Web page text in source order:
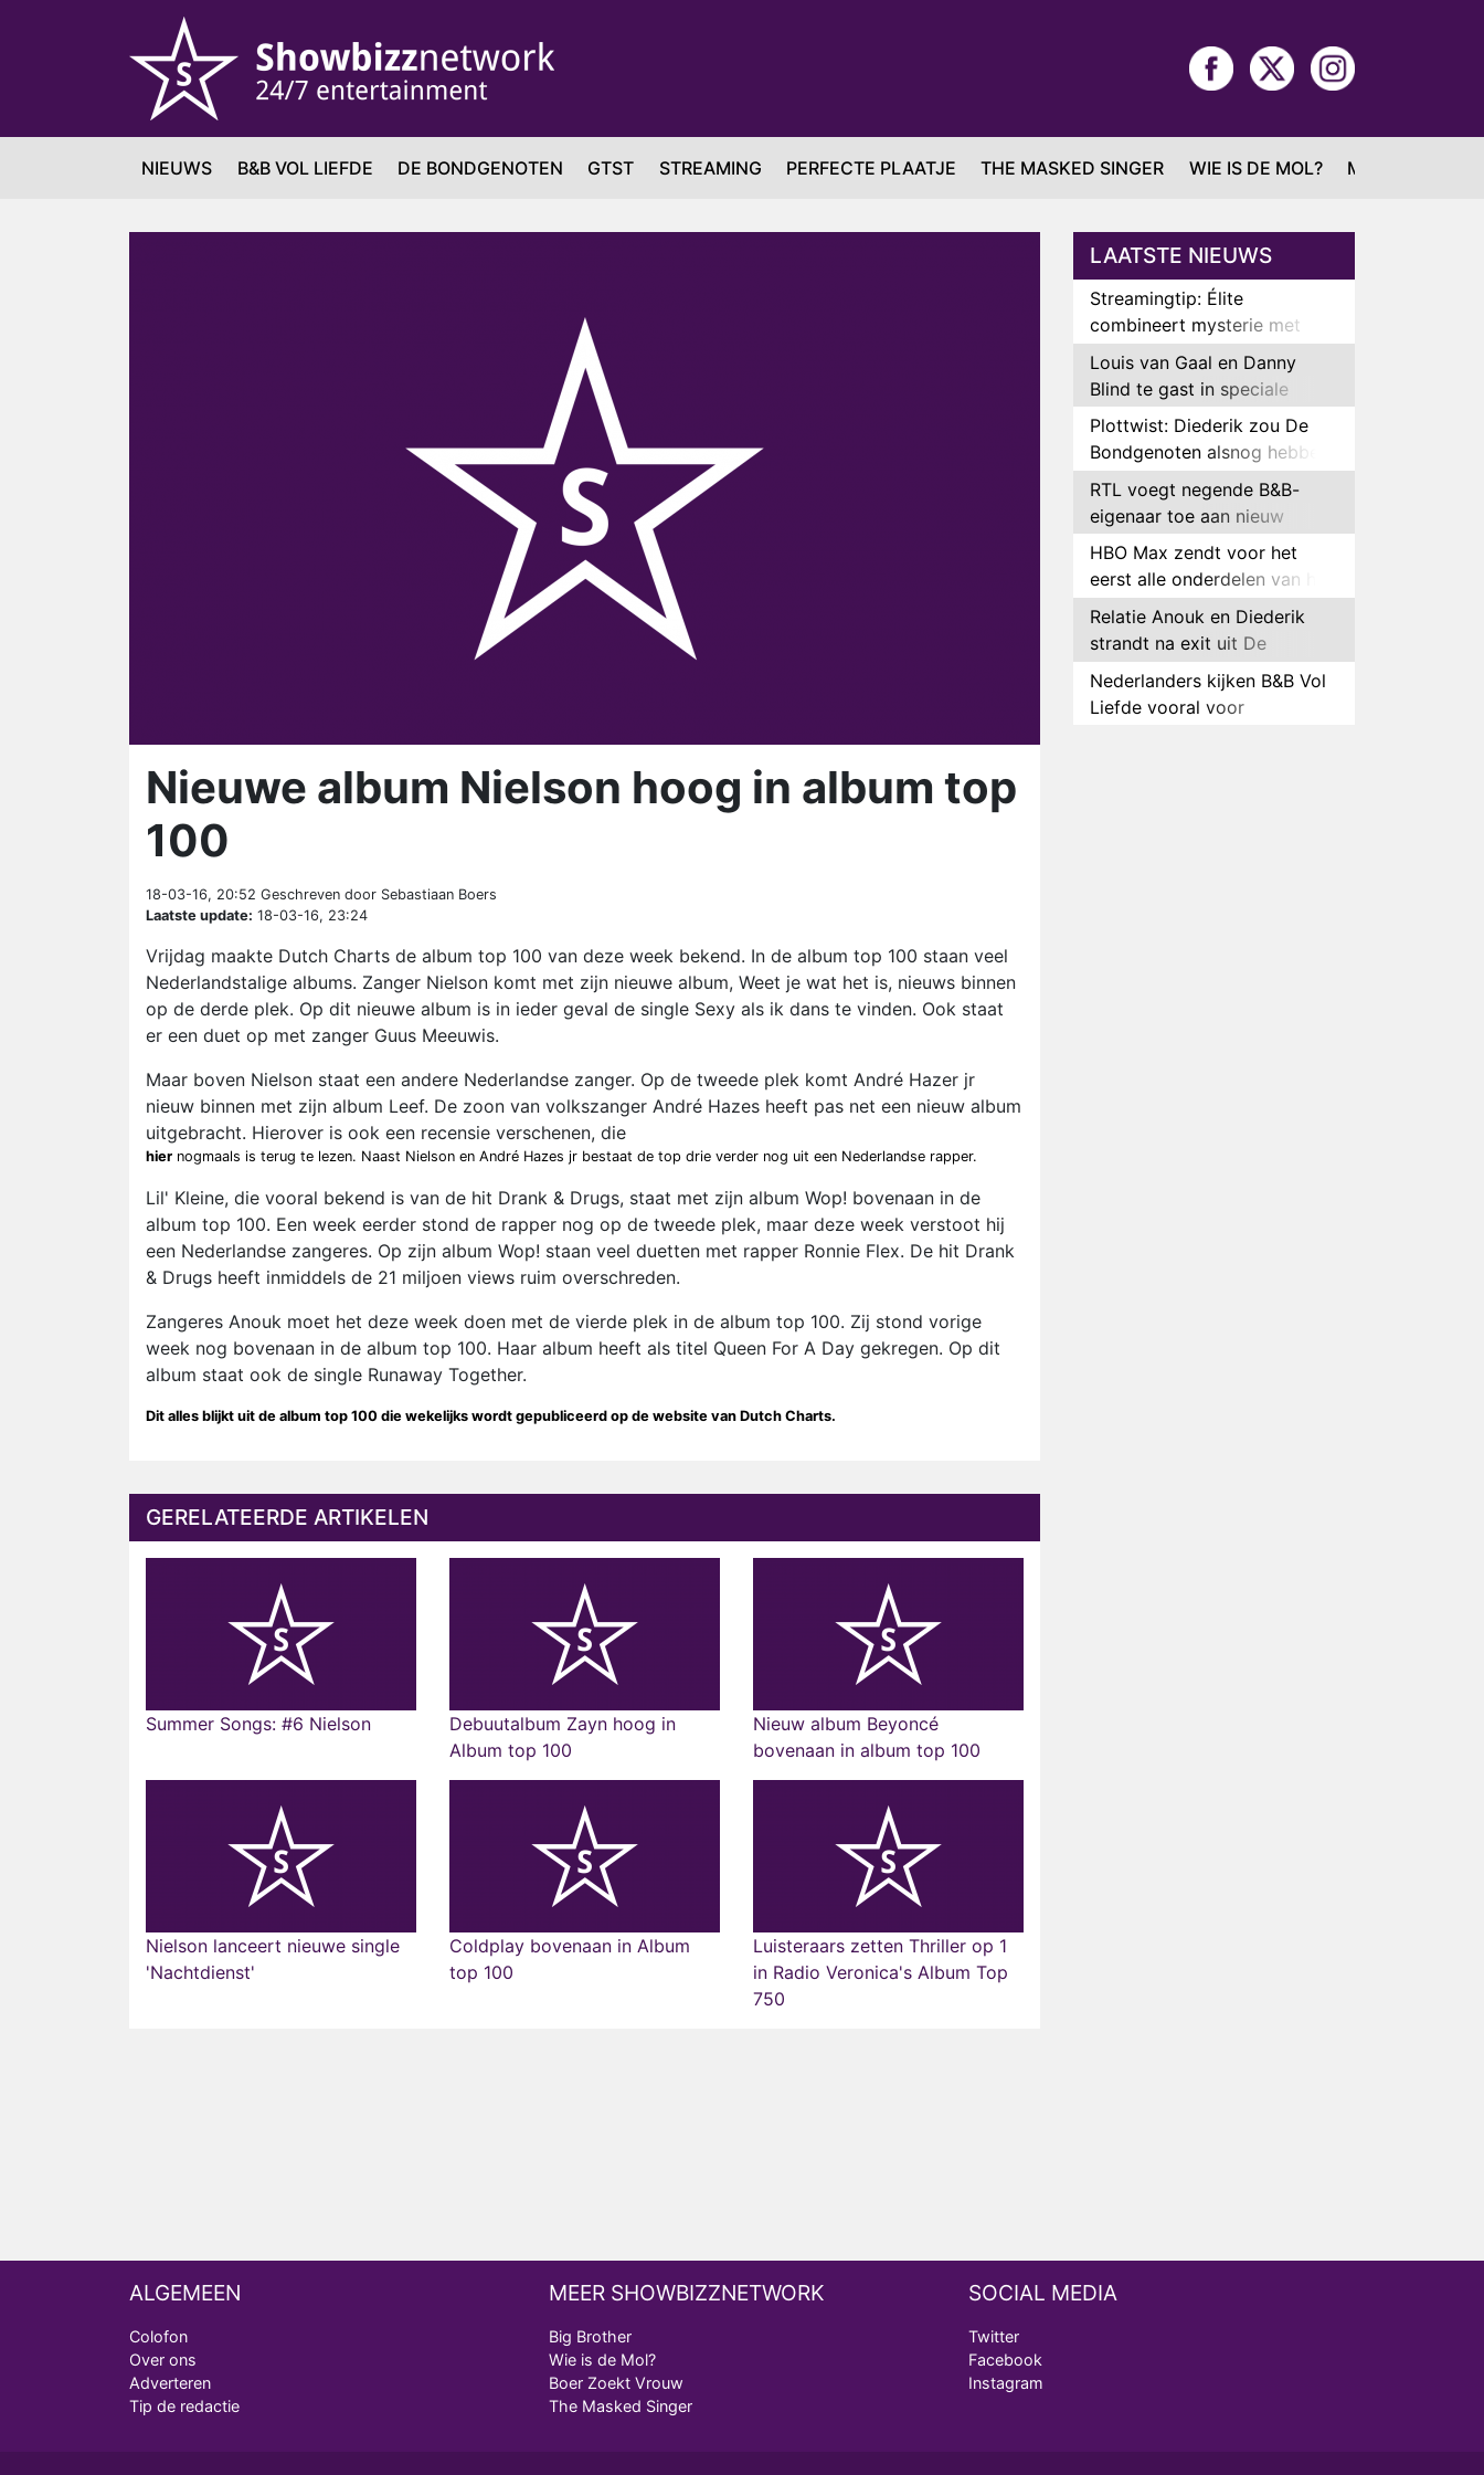
NIEUWS B&B VOL LIEFDE DE BONDGENOTEN GTST STREAMING PERFECTE PLAATJE THE MASKED SINGER WIE IS DE MOL? MAFS
Nieuwe album Nielson hoog in album top
100
18-03-16, 20:52 Geschreven door Sebastiaan Boers
Laatste update: 18-03-16, 23:24
Vrijdag maakte Dutch Charts de album top 100 van deze week bekend. In de album top 100 staan veel
Nederlandstalige albums. Zanger Nielson komt met zijn nieuwe album, Weet je wat het is, nieuws binnen
op de derde plek. Op dit nieuwe album is in ieder geval de single Sexy als ik dans te vinden. Ook staat
er een duet op met zanger Guus Meeuwis.
Maar boven Nielson staat een andere Nederlandse zanger. Op de tweede plek komt André Hazer jr
nieuw binnen met zijn album Leef. De zoon van volkszanger André Hazes heeft pas net een nieuw album
uitgebracht. Hierover is ook een recensie verschenen, die
hier nogmaals is terug te lezen. Naast Nielson en André Hazes jr bestaat de top drie verder nog uit een Nederlandse rapper.
Lil' Kleine, die vooral bekend is van de hit Drank & Drugs, staat met zijn album Wop! bovenaan in de
album top 100. Een week eerder stond de rapper nog op de tweede plek, maar deze week verstoot hij
een Nederlandse zangeres. Op zijn album Wop! staan veel duetten met rapper Ronnie Flex. De hit Drank
& Drugs heeft inmiddels de 21 miljoen views ruim overschreden.
Zangeres Anouk moet het deze week doen met de vierde plek in de album top 100. Zij stond vorige
week nog bovenaan in de album top 100. Haar album heeft als titel Queen For A Day gekregen. Op dit
album staat ook de single Runaway Together.
Dit alles blijkt uit de album top 100 die wekelijks wordt gepubliceerd op de website van Dutch Charts.
GERELATEERDE ARTIKELEN
Summer Songs: #6 Nielson
Debuutalbum Zayn hoog in
Album top 100
Nieuw album Beyoncé
bovenaan in album top 100
Nielson lanceert nieuwe single
'Nachtdienst'
Coldplay bovenaan in Album
top 100
Luisteraars zetten Thriller op 1
in Radio Veronica's Album Top
750
LAATSTE NIEUWS
Streamingtip: Élite
combineert mysterie met
romantie
Louis van Gaal en Danny
Blind te gast in speciale
aflevering van Tussen de
Palen
Plottwist: Diederik zou De
Bondgenoten alsnog hebben
verlaten
RTL voegt negende B&B-
eigenaar toe aan nieuw
seizoen B&B Vol Liefde
HBO Max zendt voor het
eerst alle onderdelen van het
EK Atletiek uit
Relatie Anouk en Diederik
strandt na exit uit De
Bondgenoten
Nederlanders kijken B&B Vol
Liefde vooral voor
ALGEMEEN
Colofon
Over ons
Adverteren
Tip de redactie
MEER SHOWBIZZNETWORK
Big Brother
Wie is de Mol?
Boer Zoekt Vrouw
The Masked Singer
SOCIAL MEDIA
Twitter
Facebook
Instagram